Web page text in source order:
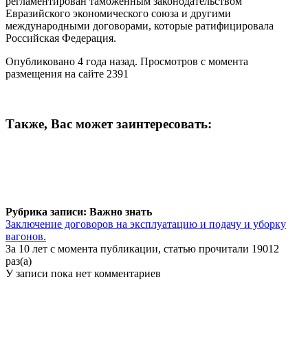
Евразийского экономического союза и другими
международными договорами, которые ратифицировала
Российская Федерация.
Опубликовано 4 года назад. Просмотров с момента
размещения на сайте 2391
Также, Вас может заинтересовать:
Рубрика записи: Важно знать
Заключение договоров на эксплуатацию и подачу и уборку
вагонов.
За 10 лет с момента публикации, статью прочитали 19012
раз(а)
У записи пока нет комментариев